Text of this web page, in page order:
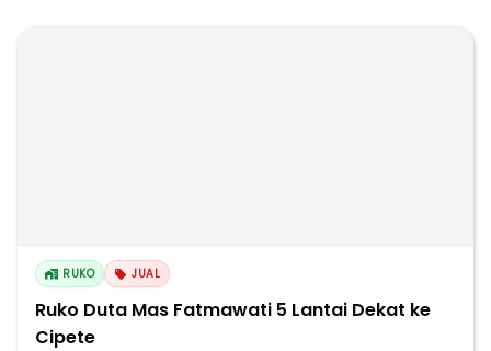
RUKO JUAL
Ruko Duta Mas Fatmawati 5 Lantai Dekat ke
Cipete